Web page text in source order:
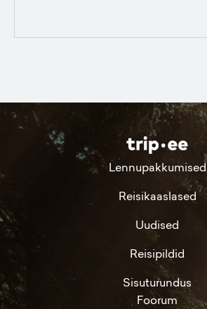
Lennupakkumised
Reisikaaslased
Uudised
Reisipildid
Sisuturundus
Foorum